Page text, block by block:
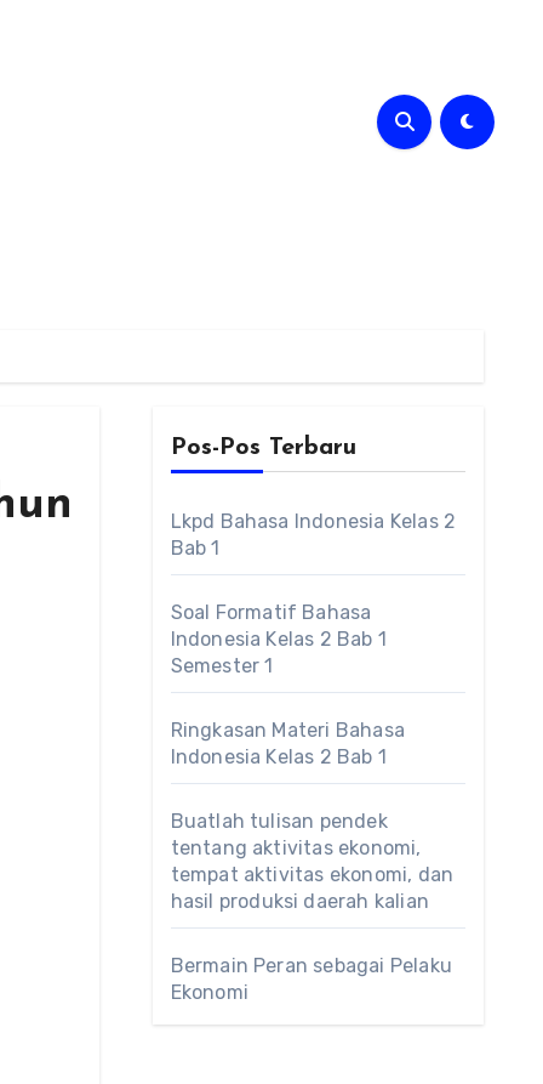
Pos-Pos Terbaru
Lkpd Bahasa Indonesia Kelas 2
Bab 1
Soal Formatif Bahasa
Indonesia Kelas 2 Bab 1
Semester 1
Ringkasan Materi Bahasa
Indonesia Kelas 2 Bab 1
Buatlah tulisan pendek
tentang aktivitas ekonomi,
tempat aktivitas ekonomi, dan
hasil produksi daerah kalian
Bermain Peran sebagai Pelaku
Ekonomi